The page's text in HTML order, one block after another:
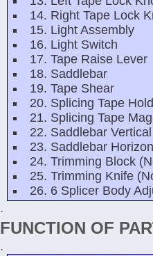
14. Right Tape Lock
15. Light Assembly
16. Light Switch
17. Tape Raise Lever
18. Saddlebar
19. Tape Shear
20. Splicing Tape
21. Splicing Tape
22. Saddlebar
23. Saddlebar
24. Trimming Block
25. Trimming Knife
26. 6 Splicer Body
.
FUNCTION OF
.